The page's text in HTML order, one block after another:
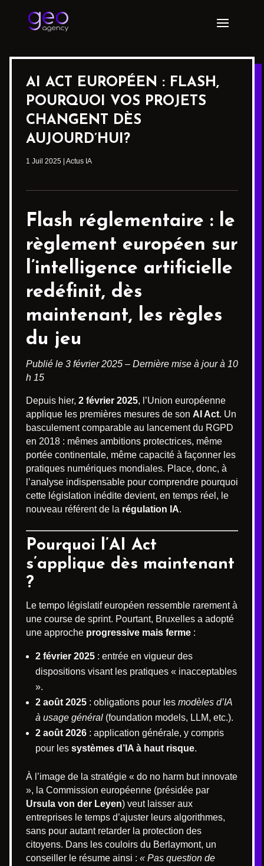
AI ACT EUROPÉEN : FLASH,
POURQUOI VOS PROJETS
CHANGENT DÈS
AUJOURD’HUI?
1 Juil 2025 Actus IA
Flash réglementaire : le
règlement européen sur
l’intelligence artificielle
redéfinit, dès
maintenant, les règles
du jeu
Publié le 3 février 2025 – Dernière mise à jour à 10
h 15
Depuis hier, 2 février 2025, l’Union européenne
applique les premières mesures de son AI Act. Un
basculement comparable au lancement du RGPD
en 2018 : mêmes ambitions protectrices, même
portée continentale, même capacité à façonner les
pratiques numériques mondiales. Place, donc, à
l’analyse indispensable pour comprendre pourquoi
cette législation inédite devient, en temps réel, le
nouveau référent de la régulation IA.
Pourquoi l’AI Act
s’applique dès maintenant
?
Le tempo législatif européen ressemble rarement à
une course de sprint. Pourtant, Bruxelles a adopté
une approche progressive mais ferme :
2 février 2025 : entrée en vigueur des
dispositions visant les pratiques « inacceptables
».
2 août 2025 : obligations pour les modèles d’IA
à usage général (foundation models, LLM, etc.).
2 août 2026 : application générale, y compris
pour les systèmes d’IA à haut risque.
À l’image de la stratégie « do no harm but innovate
», la Commission européenne (présidée par
Ursula von der Leyen) veut laisser aux
entreprises le temps d’ajuster leurs algorithmes,
sans pour autant retarder la protection des
citoyens. Dans les couloirs du Berlaymont, un
conseiller le résume ainsi : « Pas question de